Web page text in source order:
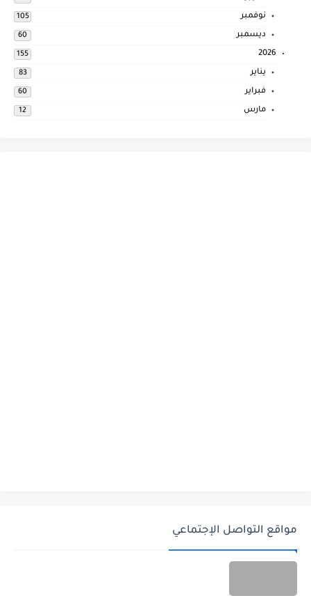
نوفمبر 105
ديسمبر 60
2026
155
يناير 83
فبراير 60
مارس 12
مواقع التواصل الإجتماعي